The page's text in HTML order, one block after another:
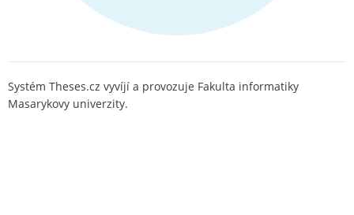
Systém Theses.cz vyvíjí a provozuje Fakulta informatiky
Masarykovy univerzity.